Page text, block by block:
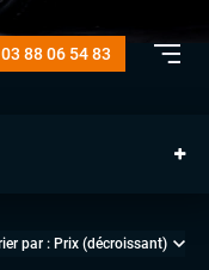
03 88 06 54 83